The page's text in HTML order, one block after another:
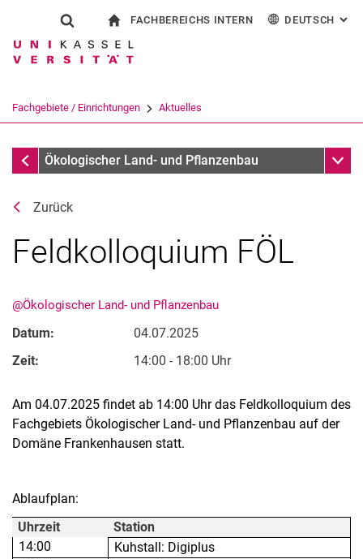
Springe direkt zu: Inhalt
Springe direkt zu: Suche
Springe direkt zu:
Suchformular
Suchbegriff
Suchen (öffnet externen Link in einem
FACHBEREICHS INTERN DEUTSCH :
Fachgebiete / Einrichtungen Aktuelles
Aktuelles
Ökologischer Land- und Pflanzenbau
Videos
Unerwartetes
Links
Zurück
Feldkolloquium FÖL
@Ökologischer Land- und Pflanzenbau
Datum:
04.07.2025
Zeit:
14:00 - 18:00 Uhr
Am 04.07.2025 findet ab 14:00 Uhr das Feldkolloquium des
Fachgebiets Ökologischer Land- und Pflanzenbau auf der
Domäne Frankenhausen statt.
Ablaufplan:
Uhrzeit
Station
14:00
Kuhstall: Digiplus